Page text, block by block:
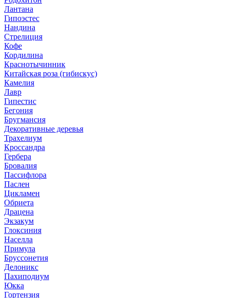
Лантана
Гипоэстес
Нандина
Стрелиция
Кофе
Кордилина
Краснотычинник
Китайская роза (гибискус)
Камелия
Лавр
Гипестис
Бегония
Бругмансия
Декоративные деревья
Трахелиум
Кроссандра
Гербера
Бровалия
Пассифлора
Паслен
Цикламен
Обриета
Драцена
Экзакум
Глоксиния
Населла
Примула
Бруссонетия
Делоникс
Пахиподиум
Юкка
Гортензия